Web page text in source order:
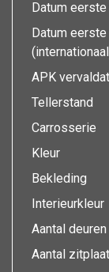
Datum
Datum
APK
Tellerstand
Carrosserie
Kleur
Bekleding
Interieurkleur
Aantal deuren
Aantal